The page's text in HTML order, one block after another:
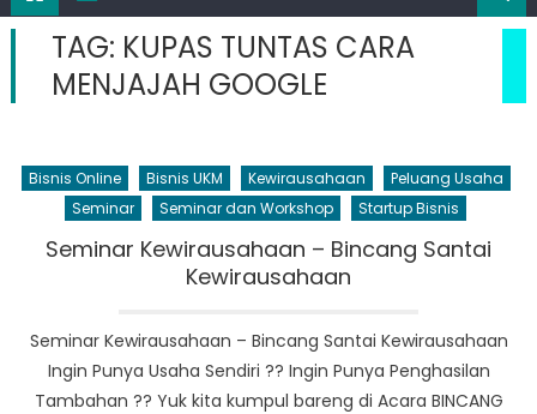
TAG: KUPAS TUNTAS CARA
MENJAJAH GOOGLE
Bisnis Online Bisnis UKM Kewirausahaan
Peluang Usaha
Seminar
Seminar dan Workshop Startup Bisnis
Seminar Kewirausahaan – Bincang Santai
Kewirausahaan
Seminar Kewirausahaan – Bincang Santai Kewirausahaan
Ingin Punya Usaha Sendiri ?? Ingin Punya Penghasilan
Tambahan ?? Yuk kita kumpul bareng di Acara BINCANG